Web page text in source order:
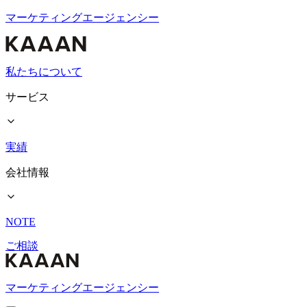
マーケティングエージェンシー
私たちについて
サービス
実績
会社情報
NOTE
ご相談
マーケティングエージェンシー